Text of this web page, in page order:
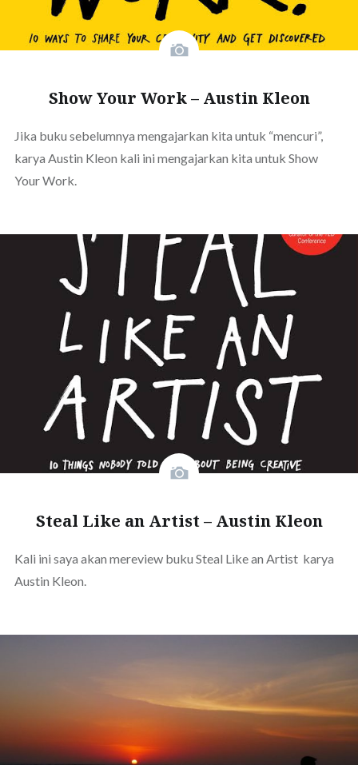
Show Your Work – Austin Kleon
Jika buku sebelumnya mengajarkan kita untuk “mencuri”,
karya Austin Kleon kali ini mengajarkan kita untuk Show
Your Work.
Steal Like an Artist – Austin Kleon
Kali ini saya akan mereview buku Steal Like an Artist karya
Austin Kleon.